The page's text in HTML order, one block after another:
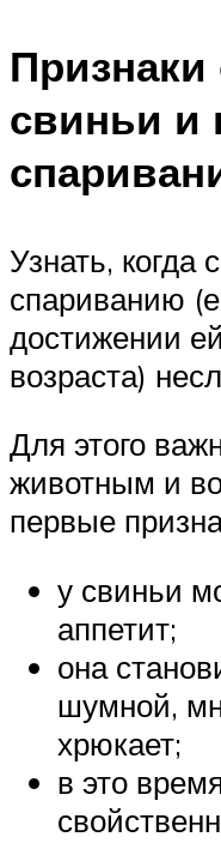
свиньи и
Узнать, когда
спариванию
достижении
возраста)
Для этого
животным и
первые
у свиньи
аппетит;
она
шумной,
хрюкает;
в это